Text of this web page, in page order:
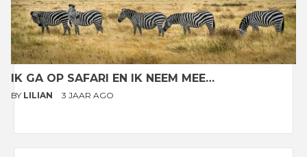
IK GA OP SAFARI EN IK NEEM MEE…
BY LILIAN 3 JAAR AGO